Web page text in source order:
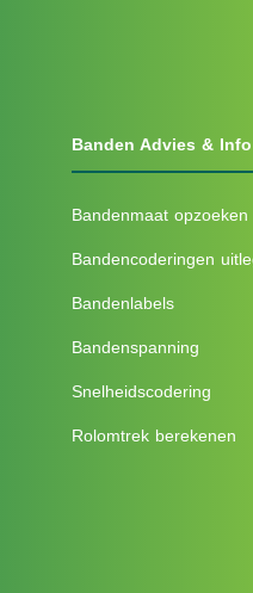
Banden Advies & Info
Bandenmaat opzoeken
Bandencoderingen
Bandenlabels
Bandenspanning
Snelheidscodering
Rolomtrek berekenen